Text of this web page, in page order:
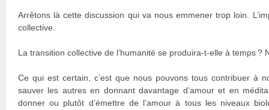
Arrêtons là cette discussion qui va nous emmener trop loin.
collective.
La transition collective de l’humanité se produira-t-elle à temps ?
Ce qui est certain, c’est que nous pouvons tous contribuer à
sauver les autres en donnant davantage d’amour et en
donner ou plutôt d’émettre de l’amour à tous les niveaux